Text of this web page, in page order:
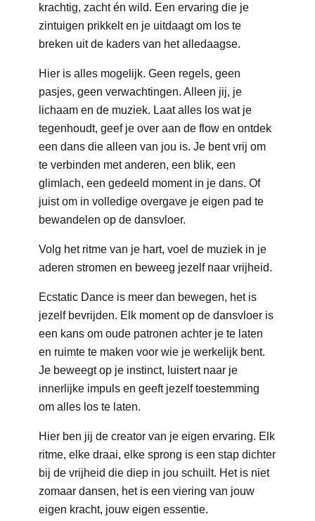
krachtig, zacht én wild. Een ervaring die je
zintuigen prikkelt en je uitdaagt om los te
breken uit de kaders van het alledaagse.
Hier is alles mogelijk. Geen regels, geen
pasjes, geen verwachtingen. Alleen jij, je
lichaam en de muziek. Laat alles los wat je
tegenhoudt, geef je over aan de flow en ontdek
een dans die alleen van jou is. Je bent vrij om
te verbinden met anderen, een blik, een
glimlach, een gedeeld moment in je dans. Of
juist om in volledige overgave je eigen pad te
bewandelen op de dansvloer.
Volg het ritme van je hart, voel de muziek in je
aderen stromen en beweeg jezelf naar vrijheid.
Ecstatic Dance is meer dan bewegen, het is
jezelf bevrijden. Elk moment op de dansvloer is
een kans om oude patronen achter je te laten
en ruimte te maken voor wie je werkelijk bent.
Je beweegt op je instinct, luistert naar je
innerlijke impuls en geeft jezelf toestemming
om alles los te laten.
Hier ben jij de creator van je eigen ervaring. Elk
ritme, elke draai, elke sprong is een stap dichter
bij de vrijheid die diep in jou schuilt. Het is niet
zomaar dansen, het is een viering van jouw
eigen kracht, jouw eigen essentie.